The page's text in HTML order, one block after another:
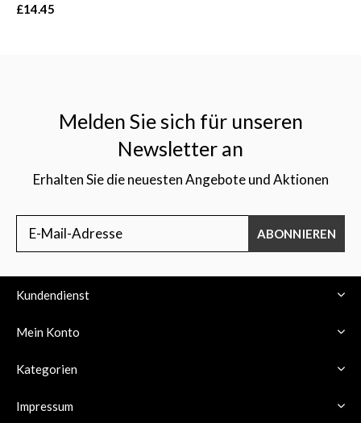
£14.45
Melden Sie sich für unseren
Newsletter an
Erhalten Sie die neuesten Angebote und Aktionen
ABONNIEREN
Kundendienst
Mein Konto
Kategorien
Impressum